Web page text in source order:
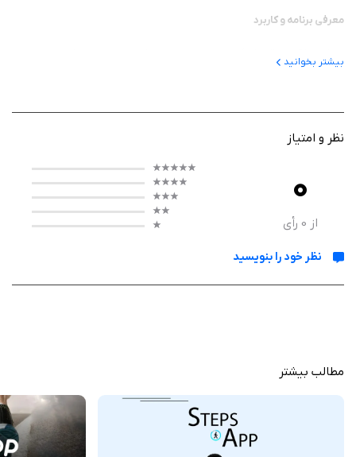
معرفی برنامه و کاربرد
هم به‌راحتی با محیط برنامه ارتباط برقرار کنند. این اپلیکیشن گزینه‌ای عالی برای
افرادی است که می‌خواهند بدون نیاز به ساعت هوشمند، تنها با آیفون خود
عملکرد
StepsApp پس از نصب، به‌طور خودکار شروع به شمارش گام‌ها می‌کند و نیازی
بیشتر بخوانید
نظر و امتیاز
0
از 0 رأی
نظر خود را بنویسید
مطالب بیشتر